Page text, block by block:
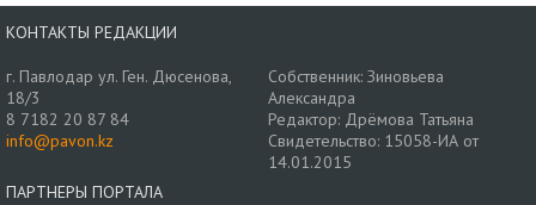
КОНТАКТЫ РЕДАКЦИИ
г. Павлодар ул. Ген. Дюсенова,
18/3
8 7182 20 87 84
info@pavon.kz
Собственник: Зиновьева
Александра
Редактор: Дрёмова Татьяна
Свидетельство: 15058-ИА от
14.01.2015
ПАРТНЕРЫ ПОРТАЛА